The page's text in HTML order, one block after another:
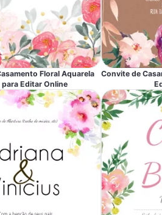
Floral Aquarela
para Editar Online
Convite de